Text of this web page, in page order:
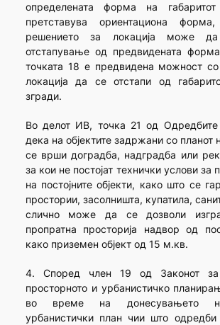
определената форма на габаритот
претставува ориентациона
решението за локација може
отстапување од предвидената
точката 18 е предвидена можност
локација да се отстапи од
згради.
Во делот ИВ, точка 21 од
дека на објектите задржани со
се врши доградба, надградба или
за кои не постојат технички услови
на постојните објекти, како што се
простории, засолништа, купатила,
слично може да се дозволи
пропратна просторија надвор од
како приземен објект од 15 м.кв.
4. Според член 19 од Законот за
просторното и урбанистичко
во време на донесувањето
урбанистички план чии што